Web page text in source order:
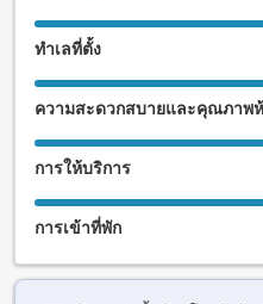
ทำเลที่ตั้ง
ความสะดวกสบายและคุณภาพ
การให้บริการ
การเข้าที่พัก